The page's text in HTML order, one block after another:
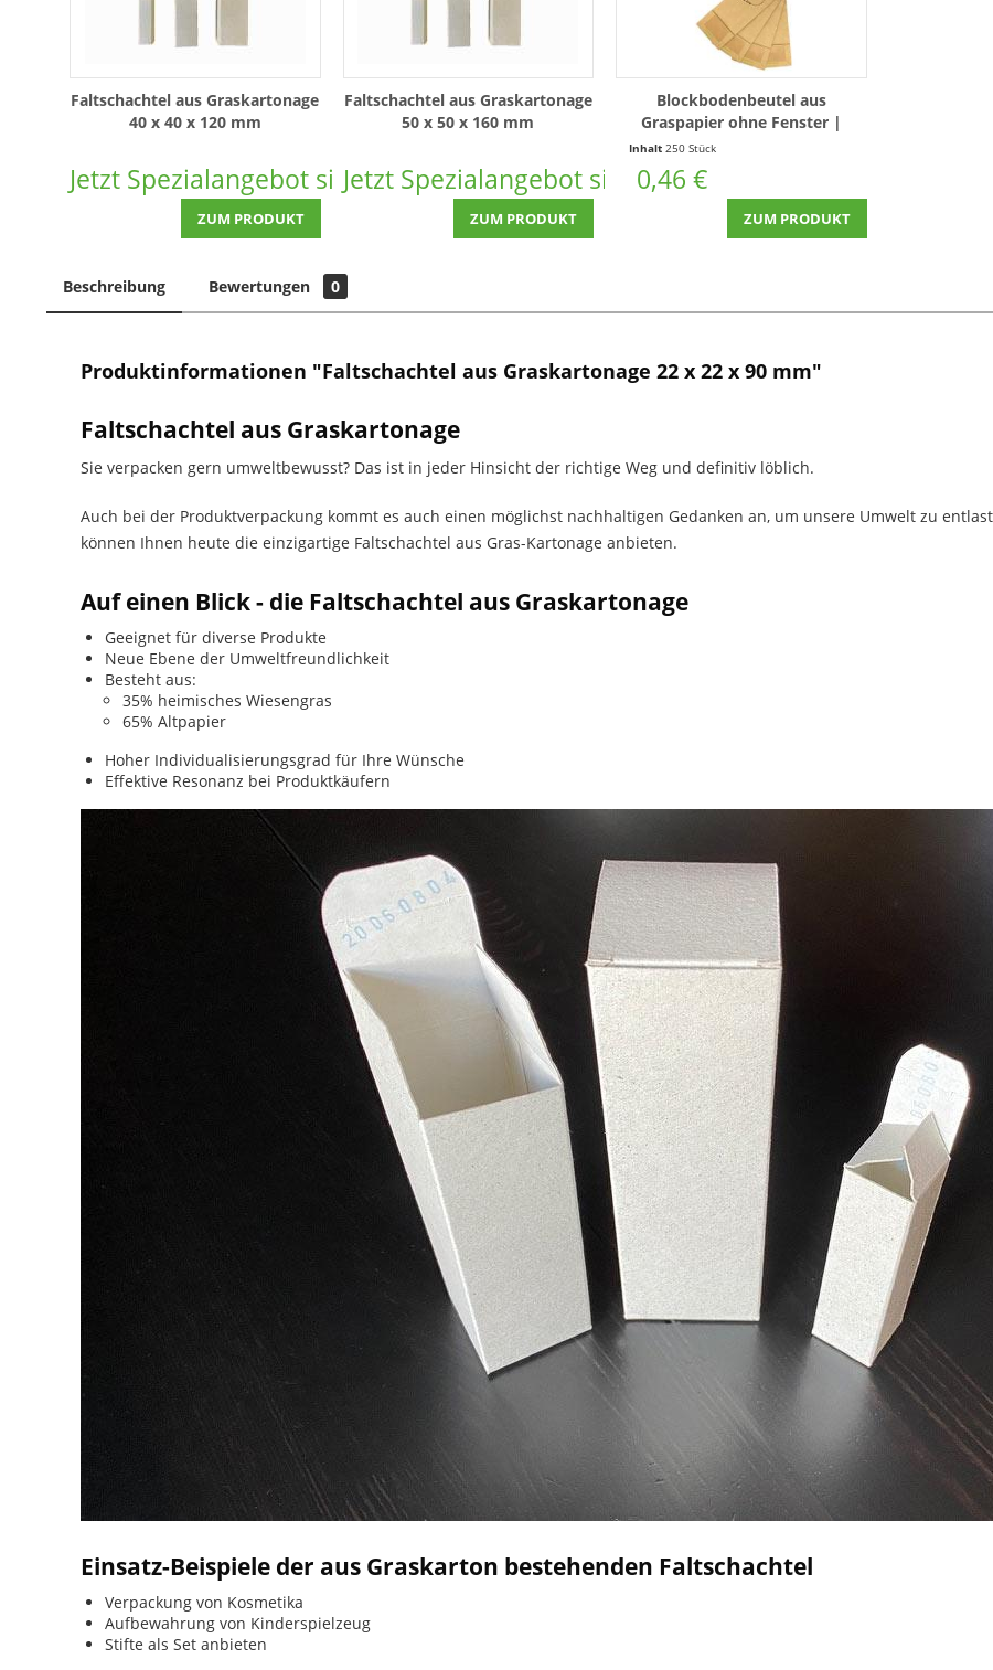
Faltschachtel aus Graskartonage
40 x 40 x 120 mm
Jetzt Spezialangebot sichern!
ZUM PRODUKT
Faltschachtel aus Graskartonage
50 x 50 x 160 mm
Jetzt Spezialangebot sichern!
ZUM PRODUKT
Blockbodenbeutel aus
Graspapier ohne Fenster |
105x65x290mm
Inhalt 250 Stück
0,46 €
ZUM PRODUKT
Beschreibung Bewertungen 0
Produktinformationen "Faltschachtel aus Graskartonage 22 x 22 x 90 mm"
Faltschachtel aus Graskartonage
Sie verpacken gern umweltbewusst? Das ist in jeder Hinsicht der richtige Weg und definitiv löblich.
Auch bei der Produktverpackung kommt es auch einen möglichst nachhaltigen Gedanken an, um unsere Umwelt zu
können Ihnen heute die einzigartige Faltschachtel aus Gras-Kartonage anbieten.
Auf einen Blick - die Faltschachtel aus Graskartonage
Geeignet für diverse Produkte
Neue Ebene der Umweltfreundlichkeit
Besteht aus:
35% heimisches Wiesengras
65% Altpapier
Hoher Individualisierungsgrad für Ihre Wünsche
Effektive Resonanz bei Produktkäufern
Einsatz-Beispiele der aus Graskarton bestehenden Faltschachtel
Verpackung von Kosmetika
Aufbewahrung von Kinderspielzeug
Stifte als Set anbieten